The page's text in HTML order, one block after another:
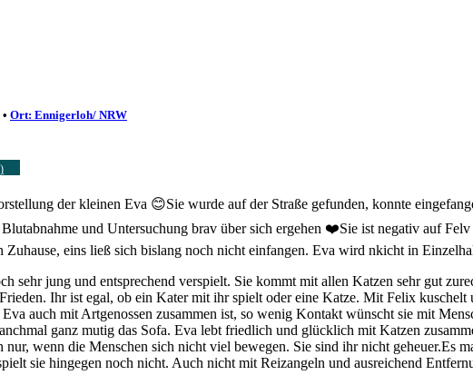
• Ort: Ennigerloh/ NRW
der kleinen Eva 😊Sie wurde auf der Straße gefunden, konnte
und Untersuchung brav über sich ergehen ❤️Sie ist negativ auf
Zuhause, eins ließ sich bislang noch nicht einfangen. Eva wird nkicht in
sehr jung und entsprechend verspielt. Sie kommt mit allen Katzen sehr gut
Ihr ist egal, ob ein Kater mit ihr spielt oder eine Katze. Mit Felix kuschelt
auch mit Artgenossen zusammen ist, so wenig Kontakt wünscht sie mit
ganz mutig das Sofa. Eva lebt friedlich und glücklich mit Katzen
wenn die Menschen sich nicht viel bewegen. Sie sind ihr nicht geheuer.Es
sie hingegen noch nicht. Auch nicht mit Reizangeln und ausreichend